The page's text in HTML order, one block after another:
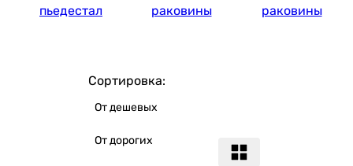
пьедестал
раковины
раковины
Сортировка:
От дешевых
От дорогих